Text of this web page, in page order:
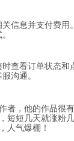
信息并支付费用
查看订单状态和
沟通。
者，他的作品很
短短几天就涨粉
人气爆棚！